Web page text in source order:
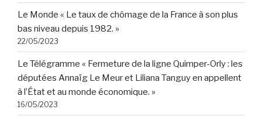
Le Monde « Le taux de chômage de la France à son plus
bas niveau depuis 1982. »
22/05/2023
Le Télégramme « Fermeture de la ligne Quimper-Orly : les
députées Annaïg Le Meur et Liliana Tanguy en appellent
à l’État et au monde économique. »
16/05/2023